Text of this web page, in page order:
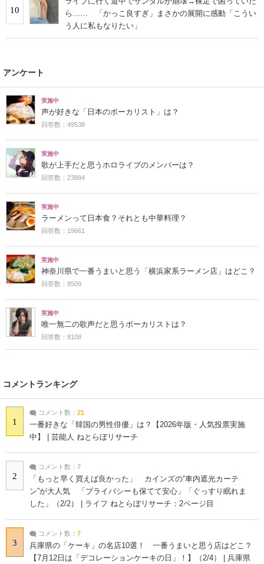
10
ら…… 「かっこ良すぎ」まさかの展開に感動「こうい
う人に私もなりたい」
アンケート
実施中
声が好きな「日本のボーカリスト」は？
回答数：49538
実施中
歌が上手だと思うホロライブのメンバーは？
回答数：23884
実施中
ラーメンって日本食？それとも中華料理？
回答数：19661
実施中
神奈川県で一番うまいと思う「横浜家系ラーメン店」はどこ？
回答数：8509
実施中
唯一無二の歌声だと思うボーカリストは？
回答数：8108
コメントランキング
1
コメント数： 21
一番好きな「韓国の男性俳優」は？【2026年版・人気投票実施
中】 | 芸能人 ねとらぼリサーチ
2
コメント数： 7
「もっと早く買えば良かった」 カインズの“車内遮光カーテ
ン”が大人気 「プライバシーも保てて安心」「ぐっすり眠れま
した」（2/2） | ライフ ねとらぼリサーチ：2ページ目
3
コメント数： 7
兵庫県の「ケーキ」の名店10選！ 一番うまいと思う店はどこ？
【7月12日は「デコレーションケーキの日」！】（2/4） | 兵庫県